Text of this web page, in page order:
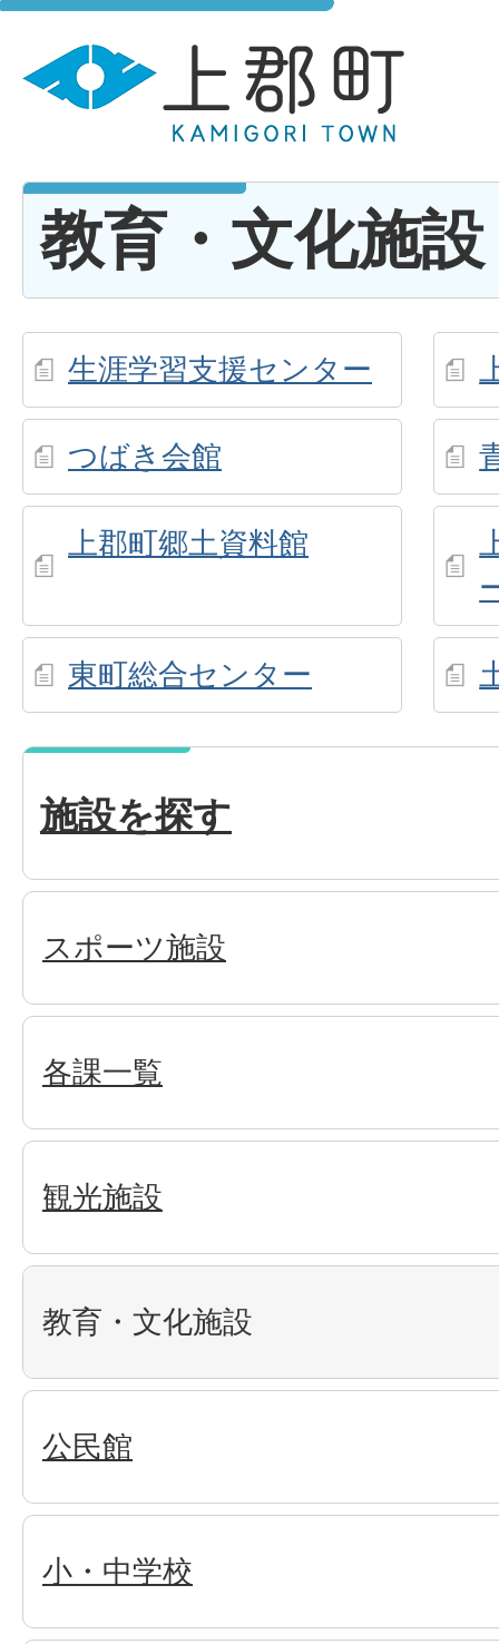
教育・文化施設
生涯学習支援センター
つばき会館
上郡町郷土資料館
東町総合センター
施設を探す
スポーツ施設
各課一覧
観光施設
教育・文化施設
公民館
小・中学校